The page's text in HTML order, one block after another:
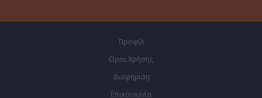
Προφίλ
Οροι Χρήσης
Διαφήμιση
Επικοινωνία